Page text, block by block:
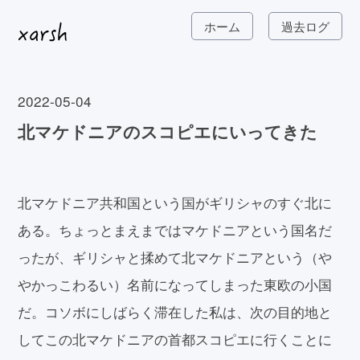
ホーム 過去ログ
2022-05-04
北マケドニアのスコピエにいってきた
北マケドニア共和国という国がギリシャのすぐ北に
ある。ちょっとまえまではマケドニアという国名だ
ったが、ギリシャと揉めて北マケドニアという（や
やかっこわるい）名前になってしまった東欧の小国
だ。コソボにしばらく滞在した私は、次の目的地と
してこの北マケドニアの首都スコピエに行くことに